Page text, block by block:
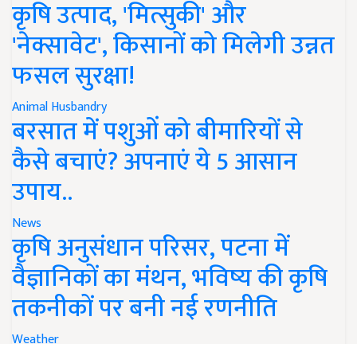
कृषि उत्पाद, 'मित्सुकी' और
'नेक्सावेट', किसानों को मिलेगी उन्नत
फसल सुरक्षा!
Animal Husbandry
बरसात में पशुओं को बीमारियों से
कैसे बचाएं? अपनाएं ये 5 आसान
उपाय..
News
कृषि अनुसंधान परिसर, पटना में
वैज्ञानिकों का मंथन, भविष्य की कृषि
तकनीकों पर बनी नई रणनीति
Weather